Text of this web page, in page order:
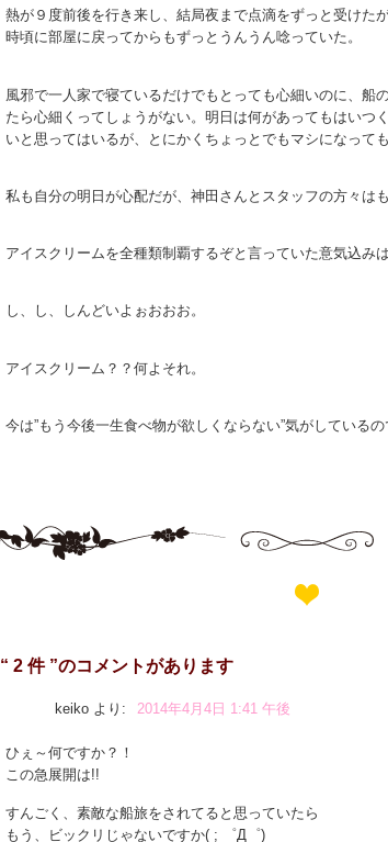
熱が９度前後を行き来し、結局夜まで点滴をずっと受けた
時頃に部屋に戻ってからもずっとうんうん唸っていた。
風邪で一人家で寝ているだけでもとっても心細いのに、船
たら心細くってしょうがない。明日は何があってもはいつ
いと思ってはいるが、とにかくちょっとでもマシになって
私も自分の明日が心配だが、神田さんとスタッフの方々は
アイスクリームを全種類制覇するぞと言っていた意気込みは
し、し、しんどいよぉおおお。
アイスクリーム？？何よそれ。
今は”もう今後一生食べ物が欲しくならない”気がしているの
“ 2 件 ”のコメントがあります
keiko より: 2014年4月4日 1:41 午後
ひぇ～何ですか？！
この急展開は!!
すんごく、素敵な船旅をされてると思っていたら
もう、ビックリじゃないですか( ; ゜Д゜)